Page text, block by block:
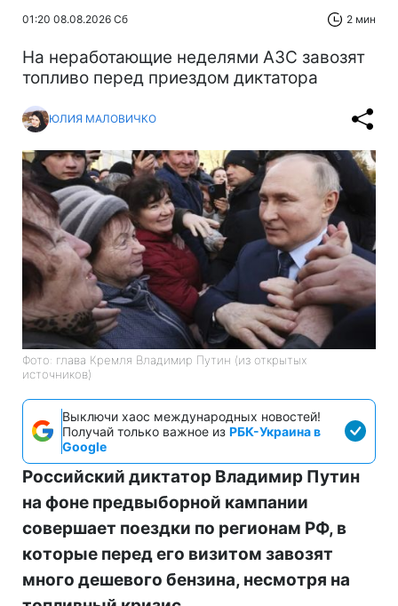
01:20 08.08.2026 Сб 2 мин
На неработающие неделями АЗС завозят
топливо перед приездом диктатора
ЮЛИЯ МАЛОВИЧКО
Фото: глава Кремля Владимир Путин (из открытых
источников)
Выключи хаос международных новостей!
Получай только важное из РБК-Украина в
Google
Российский диктатор Владимир Путин
на фоне предвыборной кампании
совершает поездки по регионам РФ, в
которые перед его визитом завозят
много дешевого бензина, несмотря на